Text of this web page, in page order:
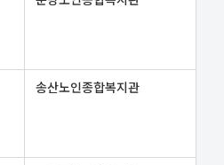
송산노인종합복지관